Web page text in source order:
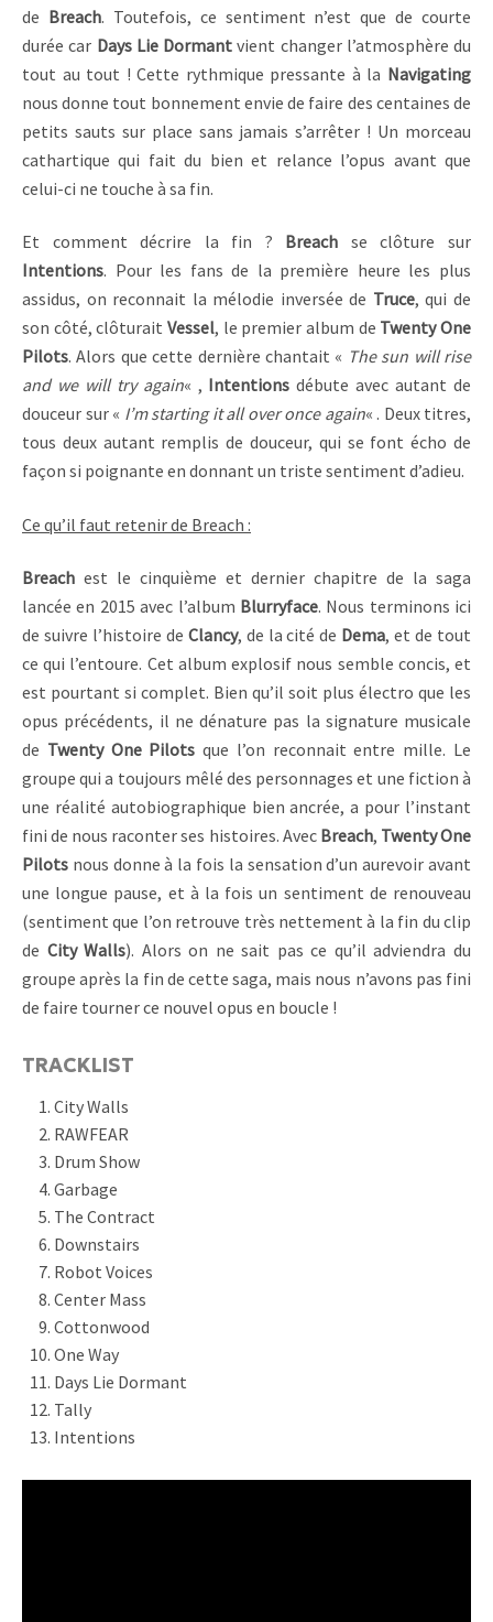
de Breach. Toutefois, ce sentiment n’est que de courte
durée car Days Lie Dormant vient changer l’atmosphère du
tout au tout ! Cette rythmique pressante à la Navigating
nous donne tout bonnement envie de faire des centaines de
petits sauts sur place sans jamais s’arrêter ! Un morceau
cathartique qui fait du bien et relance l’opus avant que
celui-ci ne touche à sa fin.
Et comment décrire la fin ? Breach se clôture sur
Intentions. Pour les fans de la première heure les plus
assidus, on reconnait la mélodie inversée de Truce, qui de
son côté, clôturait Vessel, le premier album de Twenty One
Pilots. Alors que cette dernière chantait « The sun will rise
and we will try again« , Intentions débute avec autant de
douceur sur « I’m starting it all over once again« . Deux titres,
tous deux autant remplis de douceur, qui se font écho de
façon si poignante en donnant un triste sentiment d’adieu.
Ce qu’il faut retenir de Breach :
Breach est le cinquième et dernier chapitre de la saga
lancée en 2015 avec l’album Blurryface. Nous terminons ici
de suivre l’histoire de Clancy, de la cité de Dema, et de tout
ce qui l’entoure. Cet album explosif nous semble concis, et
est pourtant si complet. Bien qu’il soit plus électro que les
opus précédents, il ne dénature pas la signature musicale
de Twenty One Pilots que l’on reconnait entre mille. Le
groupe qui a toujours mêlé des personnages et une fiction à
une réalité autobiographique bien ancrée, a pour l’instant
fini de nous raconter ses histoires. Avec Breach, Twenty One
Pilots nous donne à la fois la sensation d’un aurevoir avant
une longue pause, et à la fois un sentiment de renouveau
(sentiment que l’on retrouve très nettement à la fin du clip
de City Walls). Alors on ne sait pas ce qu’il adviendra du
groupe après la fin de cette saga, mais nous n’avons pas fini
de faire tourner ce nouvel opus en boucle !
TRACKLIST
City Walls
RAWFEAR
Drum Show
Garbage
The Contract
Downstairs
Robot Voices
Center Mass
Cottonwood
One Way
Days Lie Dormant
Tally
Intentions